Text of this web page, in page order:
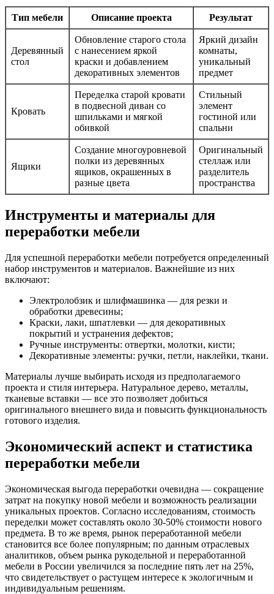
Тип мебели Описание проекта Результат
Деревянный
стол
Обновление старого стола
с нанесением яркой
краски и добавлением
декоративных элементов
Яркий дизайн
комнаты,
уникальный
предмет
Кровать
Переделка старой кровати
в подвесной диван со
шпильками и мягкой
обивкой
Стильный
элемент
гостиной или
спальни
Ящики
Создание многоуровневой
полки из деревянных
ящиков, окрашенных в
разные цвета
Оригинальный
стеллаж или
разделитель
пространства
Инструменты и материалы для
переработки мебели
Для успешной переработки мебели потребуется определенный
набор инструментов и материалов. Важнейшие из них
включают:
Электролобзик и шлифмашинка — для резки и
обработки древесины;
Краски, лаки, шпатлевки — для декоративных
покрытий и устранения дефектов;
Ручные инструменты: отвертки, молотки, кисти;
Декоративные элементы: ручки, петли, наклейки, ткани.
Материалы лучше выбирать исходя из предполагаемого
проекта и стиля интерьера. Натуральное дерево, металлы,
тканевые вставки — все это позволяет добиться
оригинального внешнего вида и повысить функциональность
готового изделия.
Экономический аспект и статистика
переработки мебели
Экономическая выгода переработки очевидна — сокращение
затрат на покупку новой мебели и возможность реализации
уникальных проектов. Согласно исследованиям, стоимость
переделки может составлять около 30-50% стоимости нового
предмета. В то же время, рынок переработанной мебели
становится все более популярным; по данным отраслевых
аналитиков, объем рынка рукодельной и переработанной
мебели в России увеличился за последние пять лет на 25%,
что свидетельствует о растущем интересе к экологичным и
индивидуальным решениям.